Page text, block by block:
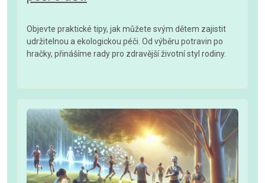
Objevte praktické tipy, jak můžete svým dětem zajistit
udržitelnou a ekologickou péči. Od výběru potravin po
hračky, přinášíme rady pro zdravější životní styl rodiny.